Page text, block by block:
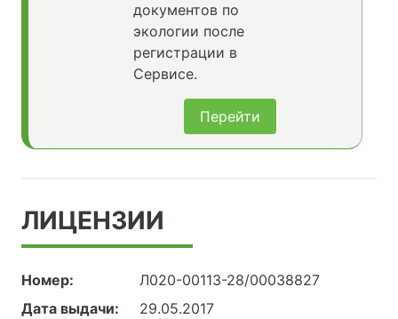
документов по
экологии после
регистрации в
Сервисе.
Перейти
ЛИЦЕНЗИИ
Номер:
Л020-00113-28/00038827
Дата выдачи:
29.05.2017